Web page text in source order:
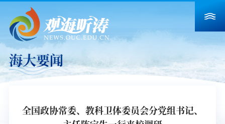
海大要闻
全国政协常委、教科卫体委员会分党组书记、